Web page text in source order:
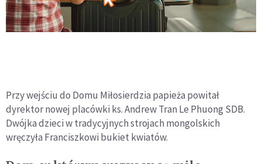
Przy wejściu do Domu Miłosierdzia papieża powitał
dyrektor nowej placówki ks. Andrew Tran Le Phuong SDB.
Dwójka dzieci w tradycyjnych strojach mongolskich
wręczyła Franciszkowi bukiet kwiatów.